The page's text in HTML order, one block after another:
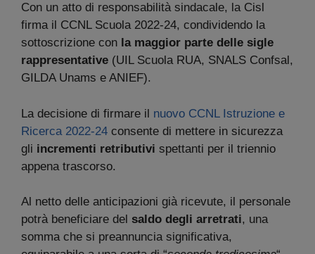
Con un atto di responsabilità sindacale, la Cisl
firma il CCNL Scuola 2022-24, condividendo la
sottoscrizione con la maggior parte delle sigle
rappresentative (UIL Scuola RUA, SNALS Confsal,
GILDA Unams e ANIEF).
La decisione di firmare il nuovo CCNL Istruzione e
Ricerca 2022-24 consente di mettere in sicurezza
gli incrementi retributivi spettanti per il triennio
appena trascorso.
Al netto delle anticipazioni già ricevute, il personale
potrà beneficiare del saldo degli arretrati, una
somma che si preannuncia significativa,